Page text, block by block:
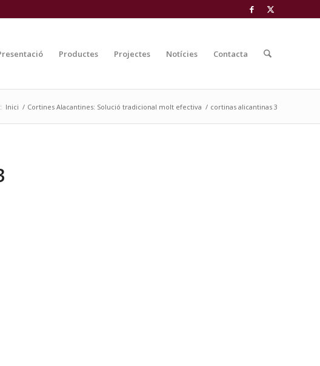
Productes Projectes Notícies Contacta
Inici / Cortines Alacantines: Solució tradicional molt efectiva / cortinas alicantinas 3